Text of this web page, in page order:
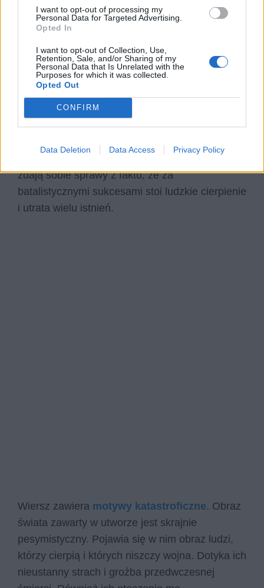
I want to opt-out of processing my
Personal Data for Targeted Advertising.
Opted In
I want to opt-out of Collection, Use,
Retention, Sale, and/or Sharing of my
Personal Data that Is Unrelated with the
Purposes for which it was collected.
Opted Out
CONFIRM
Data Deletion Data Access Privacy Policy
też zwykli ludzie, którzy mimo trudnych
okoliczności skupiają się na swoich sprawach.
interesy. Zajmują się „talarem, łokciem, miarą”,
czyli prowadzą handel. To oni coś zyskają, a nie
żołnierze. Wspomniany „głodny tłum cyrkowych
zabaw” to ci, którym prowadzenie wojny sprawia
przyjemność i być może traktują ją jak grę. Z
zainteresowaniem i podekscytowaniem
zdają sobie sprawy z faktu, że za
batalistycznymi sukcesami stoi ludzkie cierpienie
i utrata wielu istnień.
Wiersz zawiera motywy katastroficzne. Obraz
świata zawarty w utworze jest skrajnie
pesymistyczny. Pojawia się w nim obraz ludzi,
którzy cierpią i których niszczy wojna. Dotyka ich
nieustanny strach i groźba przedwczesnej